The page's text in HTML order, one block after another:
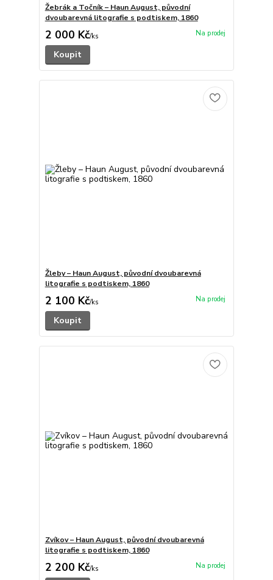
Žebrák a Točník – Haun August, původní
dvoubarevná litografie s podtiskem, 1860
2 000 Kč/ks
Koupit
Žleby – Haun August, původní dvoubarevná
litografie s podtiskem, 1860
2 100 Kč/ks
Koupit
Zvíkov – Haun August, původní dvoubarevná
litografie s podtiskem, 1860
2 200 Kč/ks